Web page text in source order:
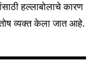
हल्लाबोलाचे कारण
व्यक्त केला जात आहे.